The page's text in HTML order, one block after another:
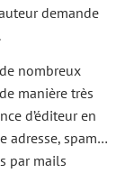
demande
nombreux
manière très
d’éditeur en
adresse, spam…
par mails